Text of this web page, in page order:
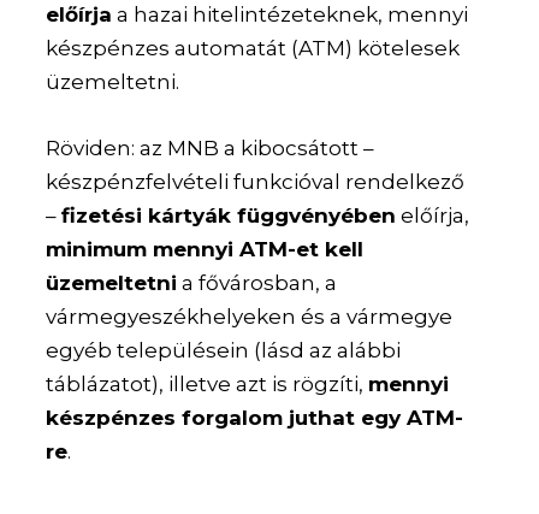
előírja a hazai hitelintézeteknek, mennyi
készpénzes automatát (ATM) kötelesek
üzemeltetni.
Röviden: az MNB a kibocsátott –
készpénzfelvételi funkcióval rendelkező
–fizetési kártyák függvényében előírja,
minimum mennyi ATM-et kell
üzemeltetni a fővárosban, a
vármegyeszékhelyeken és a vármegye
egyéb településein (lásd az alábbi
táblázatot), illetve azt is rögzíti, mennyi
készpénzes forgalom juthat egy ATM-
re.